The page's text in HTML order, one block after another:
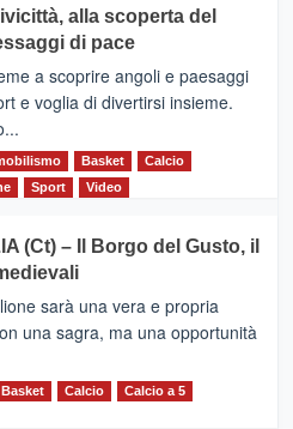
alla scoperta del
di pace
a scoprire angoli e paesaggi
e voglia di divertirsi insieme.
Basket
Calcio
Sport Video
(Ct) – Il Borgo del Gusto, il
sarà una vera e propria
una sagra, ma una opportunità
Basket Calcio
Calcio a 5